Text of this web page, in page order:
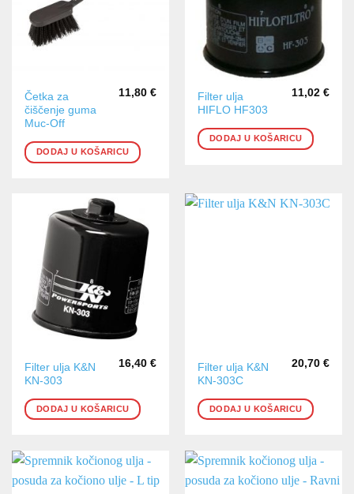
Četka za
čiščenje guma
Muc-Off
11,80 €
DODAJ U KOŠARICU
Filter ulja
HIFLO HF303
11,02 €
DODAJ U KOŠARICU
Filter ulja K&N
KN-303
16,40 €
DODAJ U KOŠARICU
Filter ulja K&N
KN-303C
20,70 €
DODAJ U KOŠARICU